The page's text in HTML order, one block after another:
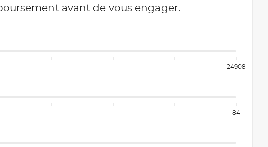
avant de vous engager.
24908
84